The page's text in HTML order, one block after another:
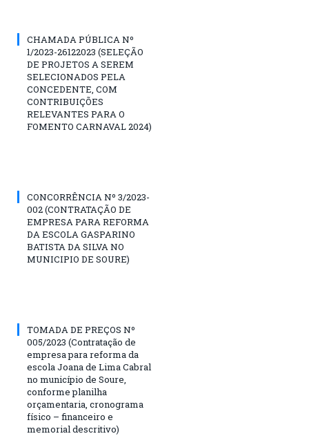
CHAMADA PÚBLICA Nº
1/2023-26122023 (SELEÇÃO
DE PROJETOS A SEREM
SELECIONADOS PELA
CONCEDENTE, COM
CONTRIBUIÇÕES
RELEVANTES PARA O
FOMENTO CARNAVAL 2024)
CONCORRÊNCIA Nº 3/2023-
002 (CONTRATAÇÃO DE
EMPRESA PARA REFORMA
DA ESCOLA GASPARINO
BATISTA DA SILVA NO
MUNICIPIO DE SOURE)
TOMADA DE PREÇOS Nº
005/2023 (Contratação de
empresa para reforma da
escola Joana de Lima Cabral
no município de Soure,
conforme planilha
orçamentaria, cronograma
físico – financeiro e
memorial descritivo)